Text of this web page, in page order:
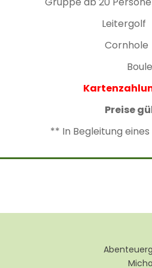
Leitergolf
Preise
** In Begleitung